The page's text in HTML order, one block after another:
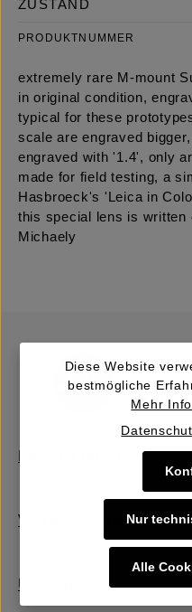
ZUSTAND
PRODUKTNUMMER
extremely rare M-mount
in original condition,
typical for these
scale are engraved
engraved with '1.4', only
made for field testing, a
Hasbroeck's 'Leica in
this special lens is written
Michaely
Verkaufen | Einbringen
Über uns
Diese Website
bestmögliche
Mehr
Nur
Alle